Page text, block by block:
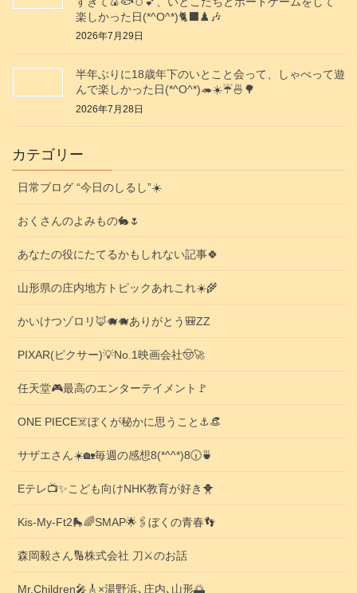
楽しかった日(*^O^*)🐈‍⬛♟️🎶
2026年7月29日
半年ぶりに18歳年下のいとこと会って、しゃべって遊
んで楽しかった日(*^O^*)🦔☀️☔🍜🌳
2026年7月28日
カテゴリー
日常ブログ “今日のしるし”☀️
おくさんのよみもの🐇🌷
あなたの役にたてるかもしれない記事🍀
山形県の庄内地方トピックあれこれ☀️🌾
かいけつゾロリ🦊🐗🐗ありがとう🎒ZZ
PIXAR(ピクサー)💡No.1映画会社🤠🚀
任天堂🎮️最高のエンターテイメント🚩
ONE PIECE☠️ぼくが秘かに思うこと⚓️👒
サザエさん☀️🏡毎週の感想8(*^^*)8🕡️🍵
Eテレ📺️✨こども向けNHK教育が好き🐥
Kis-My-Ft2🛼🌈SMAP🌟🖇️ぼくの青春👣
森岡毅さん🔢株式会社 刀⚔️のお話
Mr.Children🎤🎸×湯野浜､庄内､山形🌅